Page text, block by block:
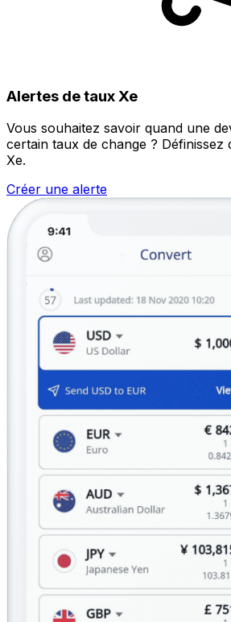
Alertes de taux Xe
Vous souhaitez savoir quand une
certain taux de change ? Définissez
Xe.
Créer une alerte